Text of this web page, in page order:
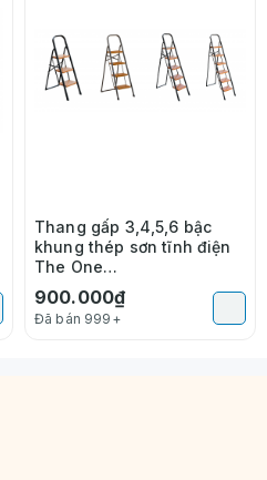
Thang gấp 3,4,5,6 bậc
khung thép sơn tĩnh điện
The One
T3B/T4B/T5B/T6B
900.000₫
Đã bán 999+